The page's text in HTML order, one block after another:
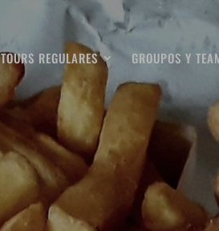
TOURS REGULARES GROUPOS Y